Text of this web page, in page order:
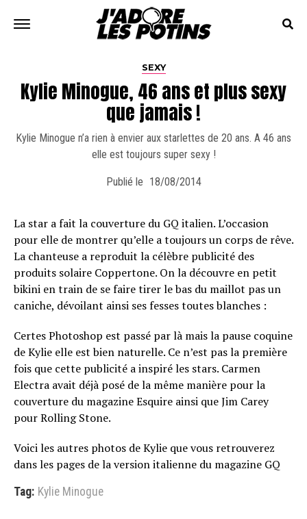
SEXY
Kylie Minogue, 46 ans et plus sexy
que jamais !
Kylie Minogue n’a rien à envier aux starlettes de 20 ans. A 46 ans
elle est toujours super sexy !
Publié le 18/08/2014
La star a fait la couverture du GQ italien. L’occasion
pour elle de montrer qu’elle a toujours un corps de rêve.
La chanteuse a reproduit la célèbre publicité des
produits solaire Coppertone. On la découvre en petit
bikini en train de se faire tirer le bas du maillot pas un
caniche, dévoilant ainsi ses fesses toutes blanches :
Certes Photoshop est passé par là mais la pause coquine
de Kylie elle est bien naturelle. Ce n’est pas la première
fois que cette publicité a inspiré les stars. Carmen
Electra avait déjà posé de la même manière pour la
couverture du magazine Esquire ainsi que Jim Carey
pour Rolling Stone.
Voici les autres photos de Kylie que vous retrouverez
dans les pages de la version italienne du magazine GQ
Tag: Kylie Minogue